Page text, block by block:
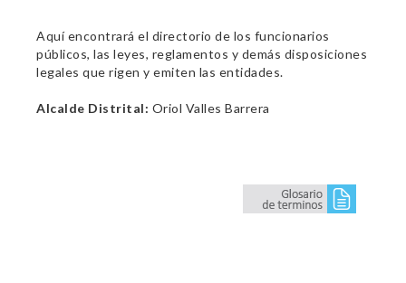
Aquí encontrará el directorio de los funcionarios
públicos, las leyes, reglamentos y demás disposiciones
legales que rigen y emiten las entidades.
Alcalde Distrital: Oriol Valles Barrera